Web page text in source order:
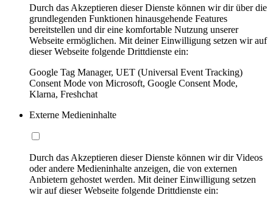
Durch das Akzeptieren dieser Dienste können wir dir über die
grundlegenden Funktionen hinausgehende Features
bereitstellen und dir eine komfortable Nutzung unserer
Webseite ermöglichen. Mit deiner Einwilligung setzen wir auf
dieser Webseite folgende Drittdienste ein:
Google Tag Manager, UET (Universal Event Tracking)
Consent Mode von Microsoft, Google Consent Mode,
Klarna, Freshchat
Externe Medieninhalte
Durch das Akzeptieren dieser Dienste können wir dir Videos
oder andere Medieninhalte anzeigen, die von externen
Anbietern gehostet werden. Mit deiner Einwilligung setzen
wir auf dieser Webseite folgende Drittdienste ein: